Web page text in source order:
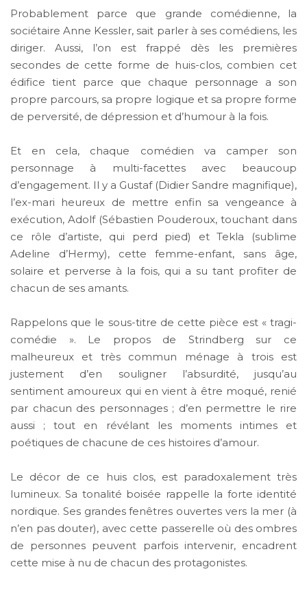
Probablement parce que grande comédienne, la
sociétaire Anne Kessler, sait parler à ses comédiens, les
diriger. Aussi, l’on est frappé dès les premières
secondes de cette forme de huis-clos, combien cet
édifice tient parce que chaque personnage a son
propre parcours, sa propre logique et sa propre forme
de perversité, de dépression et d’humour à la fois.
Et en cela, chaque comédien va camper son
personnage à multi-facettes avec beaucoup
d’engagement. Il y a Gustaf (Didier Sandre magnifique),
l’ex-mari heureux de mettre enfin sa vengeance à
exécution, Adolf (Sébastien Pouderoux, touchant dans
ce rôle d’artiste, qui perd pied) et Tekla (sublime
Adeline d’Hermy), cette femme-enfant, sans âge,
solaire et perverse à la fois, qui a su tant profiter de
chacun de ses amants.
Rappelons que le sous-titre de cette pièce est « tragi-
comédie ». Le propos de Strindberg sur ce
malheureux et très commun ménage à trois est
justement d’en souligner l’absurdité, jusqu’au
sentiment amoureux qui en vient à être moqué, renié
par chacun des personnages ; d’en permettre le rire
aussi ; tout en révélant les moments intimes et
poétiques de chacune de ces histoires d’amour.
Le décor de ce huis clos, est paradoxalement très
lumineux. Sa tonalité boisée rappelle la forte identité
nordique. Ses grandes fenêtres ouvertes vers la mer (à
n’en pas douter), avec cette passerelle où des ombres
de personnes peuvent parfois intervenir, encadrent
cette mise à nu de chacun des protagonistes.